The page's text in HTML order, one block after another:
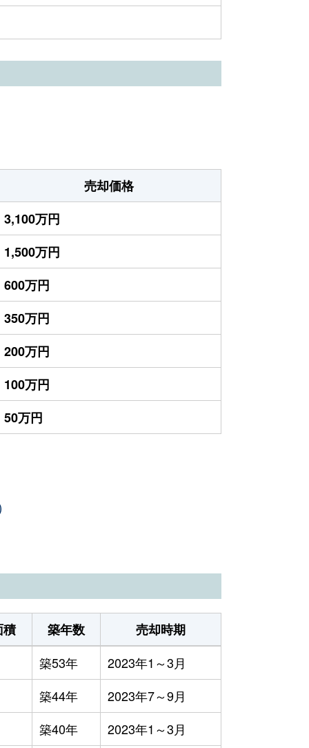
売却価格
3,100万円
1,500万円
600万円
350万円
200万円
100万円
50万円
築年数
売却時期
築53年
2023年1～3月
築44年
2023年7～9月
築40年
2023年1～3月